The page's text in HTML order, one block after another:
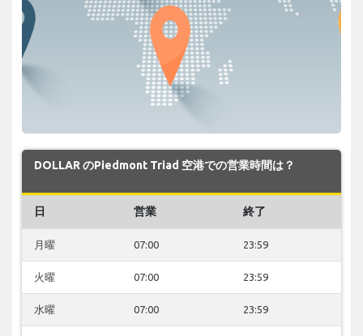
DOLLAR のPiedmont Triad 空港での営業時間は？
日 営業 終了
月曜 07:00 23:59
火曜 07:00 23:59
水曜 07:00 23:59